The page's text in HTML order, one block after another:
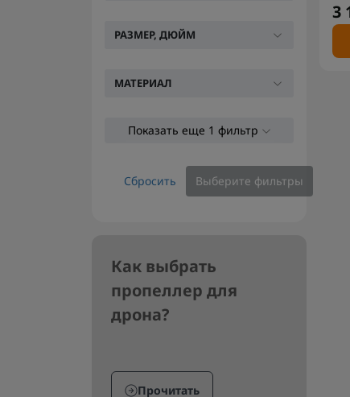
РАЗМЕР, ДЮЙМ
МАТЕРИАЛ
Показать еще 1 фильтр
Сбросить Выберите фильтры
Как выбрать
пропеллер для
дрона?
Прочитать
3